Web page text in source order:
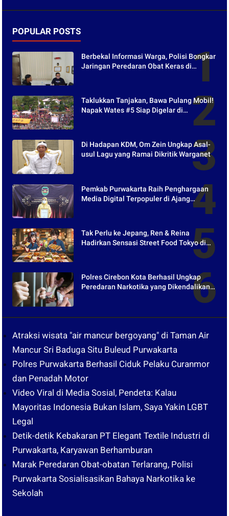
POPULAR POSTS
Berbekal Informasi Warga, Polisi Bongkar
Jaringan Peredaran Obat Keras di
Taklukkan Tanjakan, Bawa Pulang Mobil!
Napak Wates #5 Siap Digelar di
Di Hadapan KDM, Om Zein Ungkap Asal-
usul Lagu yang Ramai Dikritik Warganet
Pemkab Purwakarta Raih Penghargaan
Media Digital Terpopuler di Ajang
Tak Perlu ke Jepang, Ren & Reina
Hadirkan Sensasi Street Food Tokyo di
Polres Cirebon Kota Berhasil Ungkap
Peredaran Narkotika yang Dikendalikan
Atraksi wisata "air mancur bergoyang" di Taman Air
Mancur Sri Baduga Situ Buleud Purwakarta
Polres Purwakarta Berhasil Ciduk Pelaku Curanmor
dan Penadah Motor
Video Viral di Media Sosial, Pendeta: Kalau
Mayoritas Indonesia Bukan Islam, Saya Yakin LGBT
Legal
Detik-detik Kebakaran PT Elegant Textile Industri di
Purwakarta, Karyawan Berhamburan
Marak Peredaran Obat-obatan Terlarang, Polisi
Purwakarta Sosialisasikan Bahaya Narkotika ke
Sekolah